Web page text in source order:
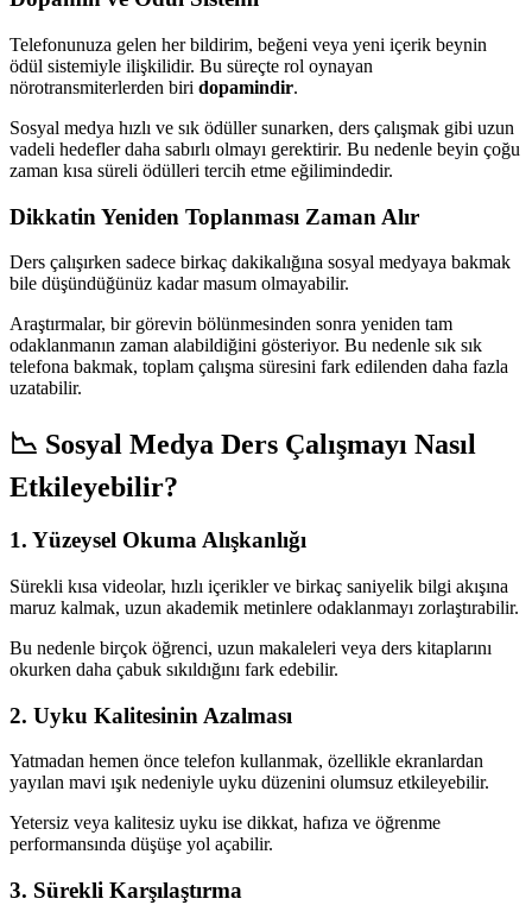
Telefonunuza gelen her bildirim, beğeni veya yeni içerik beynin
ödül sistemiyle ilişkilidir. Bu süreçte rol oynayan
nörotransmiterlerden biri dopamindir.
Sosyal medya hızlı ve sık ödüller sunarken, ders çalışmak gibi uzun
vadeli hedefler daha sabırlı olmayı gerektirir. Bu nedenle beyin çoğu
zaman kısa süreli ödülleri tercih etme eğilimindedir.
Dikkatin Yeniden Toplanması Zaman Alır
Ders çalışırken sadece birkaç dakikalığına sosyal medyaya bakmak
bile düşündüğünüz kadar masum olmayabilir.
Araştırmalar, bir görevin bölünmesinden sonra yeniden tam
odaklanmanın zaman alabildiğini gösteriyor. Bu nedenle sık sık
telefona bakmak, toplam çalışma süresini fark edilenden daha fazla
uzatabilir.
📉 Sosyal Medya Ders Çalışmayı Nasıl
Etkileyebilir?
1. Yüzeysel Okuma Alışkanlığı
Sürekli kısa videolar, hızlı içerikler ve birkaç saniyelik bilgi akışına
maruz kalmak, uzun akademik metinlere odaklanmayı zorlaştırabilir.
Bu nedenle birçok öğrenci, uzun makaleleri veya ders kitaplarını
okurken daha çabuk sıkıldığını fark edebilir.
2. Uyku Kalitesinin Azalması
Yatmadan hemen önce telefon kullanmak, özellikle ekranlardan
yayılan mavi ışık nedeniyle uyku düzenini olumsuz etkileyebilir.
Yetersiz veya kalitesiz uyku ise dikkat, hafıza ve öğrenme
performansında düşüşe yol açabilir.
3. Sürekli Karşılaştırma